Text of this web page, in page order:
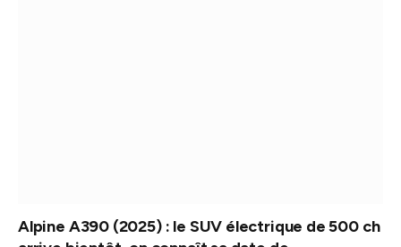
Alpine A390 (2025) : le SUV électrique de 500 ch